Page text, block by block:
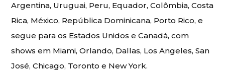
Argentina, Uruguai, Peru, Equador, Colômbia, Costa
Rica, México, República Dominicana, Porto Rico, e
segue para os Estados Unidos e Canadá, com
shows em Miami, Orlando, Dallas, Los Angeles, San
José, Chicago, Toronto e New York.